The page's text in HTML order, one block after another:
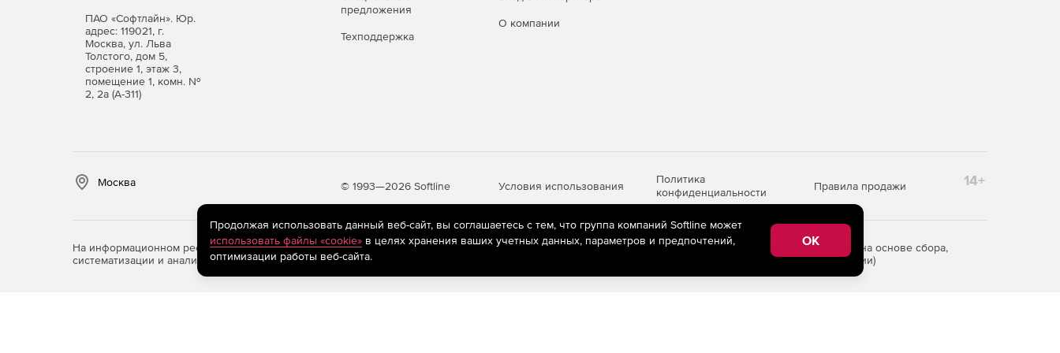
ПАО «Софтлайн». Юр.
адрес: 119021, г.
Москва, ул. Льва
Толстого, дом 5,
строение 1, этаж 3,
помещение 1, комн. №
2, 2а (А-311)
предложения
Техподдержка
О компании
Москва © 1993—2026 Softline Условия использования
Политика
конфиденциальности
Правила продажи 14+
На информационном ресурсе store.softline.ru применяютсярекомендательные технологии (информационные технологии предоставления информации на основе сбора,
систематизации и анализа сведений, относящихся к предпочтениям пользователей сети «Интернет», находящихся на территории Российской Федерации)
Продолжая использовать данный веб-сайт, вы соглашаетесь с тем, что группа компаний Softline может
использовать файлы «cookie»в целях хранения ваших учетных данных, параметров и предпочтений,
оптимизации работы веб-сайта.
OK